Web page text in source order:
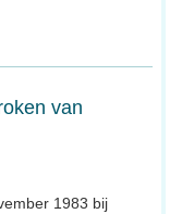
van
1983 bij